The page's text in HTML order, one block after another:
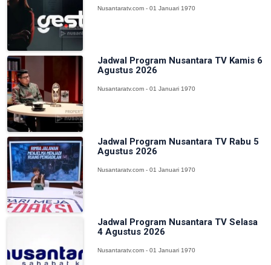
Nusantaratv.com - 01 Januari 1970
Jadwal Program Nusantara TV Kamis 6
Agustus 2026
Nusantaratv.com - 01 Januari 1970
Jadwal Program Nusantara TV Rabu 5
Agustus 2026
Nusantaratv.com - 01 Januari 1970
Jadwal Program Nusantara TV Selasa
4 Agustus 2026
Nusantaratv.com - 01 Januari 1970